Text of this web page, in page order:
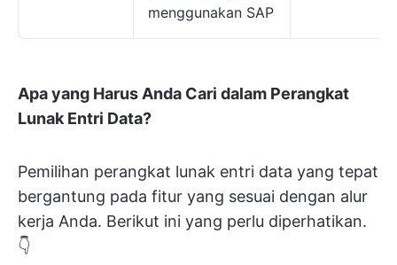
menggunakan SAP
Apa yang Harus Anda Cari dalam Perangkat
Lunak Entri Data?
Pemilihan perangkat lunak entri data yang tepat
bergantung pada fitur yang sesuai dengan alur
kerja Anda. Berikut ini yang perlu diperhatikan.
👇